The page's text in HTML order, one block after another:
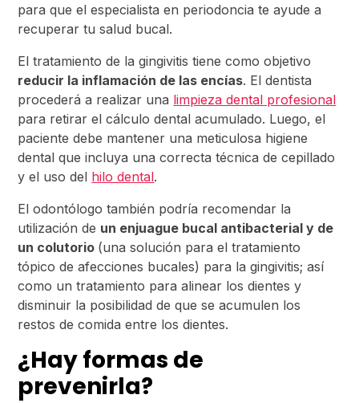
para que el especialista en periodoncia te ayude a
recuperar tu salud bucal.
El tratamiento de la gingivitis tiene como objetivo
reducir la inflamación de las encías. El dentista
procederá a realizar una limpieza dental profesional
para retirar el cálculo dental acumulado. Luego, el
paciente debe mantener una meticulosa higiene
dental que incluya una correcta técnica de cepillado
y el uso del hilo dental.
El odontólogo también podría recomendar la
utilización de un enjuague bucal antibacterial y de
un colutorio (una solución para el tratamiento
tópico de afecciones bucales) para la gingivitis; así
como un tratamiento para alinear los dientes y
disminuir la posibilidad de que se acumulen los
restos de comida entre los dientes.
¿Hay formas de
prevenirla?